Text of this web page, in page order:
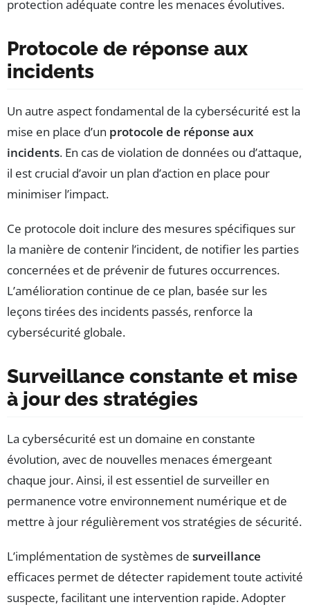
protection adéquate contre les menaces évolutives.
Protocole de réponse aux
incidents
Un autre aspect fondamental de la cybersécurité est la
mise en place d’un protocole de réponse aux
incidents. En cas de violation de données ou d’attaque,
il est crucial d’avoir un plan d’action en place pour
minimiser l’impact.
Ce protocole doit inclure des mesures spécifiques sur
la manière de contenir l’incident, de notifier les parties
concernées et de prévenir de futures occurrences.
L’amélioration continue de ce plan, basée sur les
leçons tirées des incidents passés, renforce la
cybersécurité globale.
Surveillance constante et mise
à jour des stratégies
La cybersécurité est un domaine en constante
évolution, avec de nouvelles menaces émergeant
chaque jour. Ainsi, il est essentiel de surveiller en
permanence votre environnement numérique et de
mettre à jour régulièrement vos stratégies de sécurité.
L’implémentation de systèmes de surveillance
efficaces permet de détecter rapidement toute activité
suspecte, facilitant une intervention rapide. Adopter